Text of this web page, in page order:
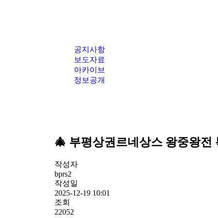
공지사항
보도자료
아카이브
정보공개
🎄 부평상권르네상스 왕중왕전
작성자
bprs2
작성일
2025-12-19 10:01
조회
22052